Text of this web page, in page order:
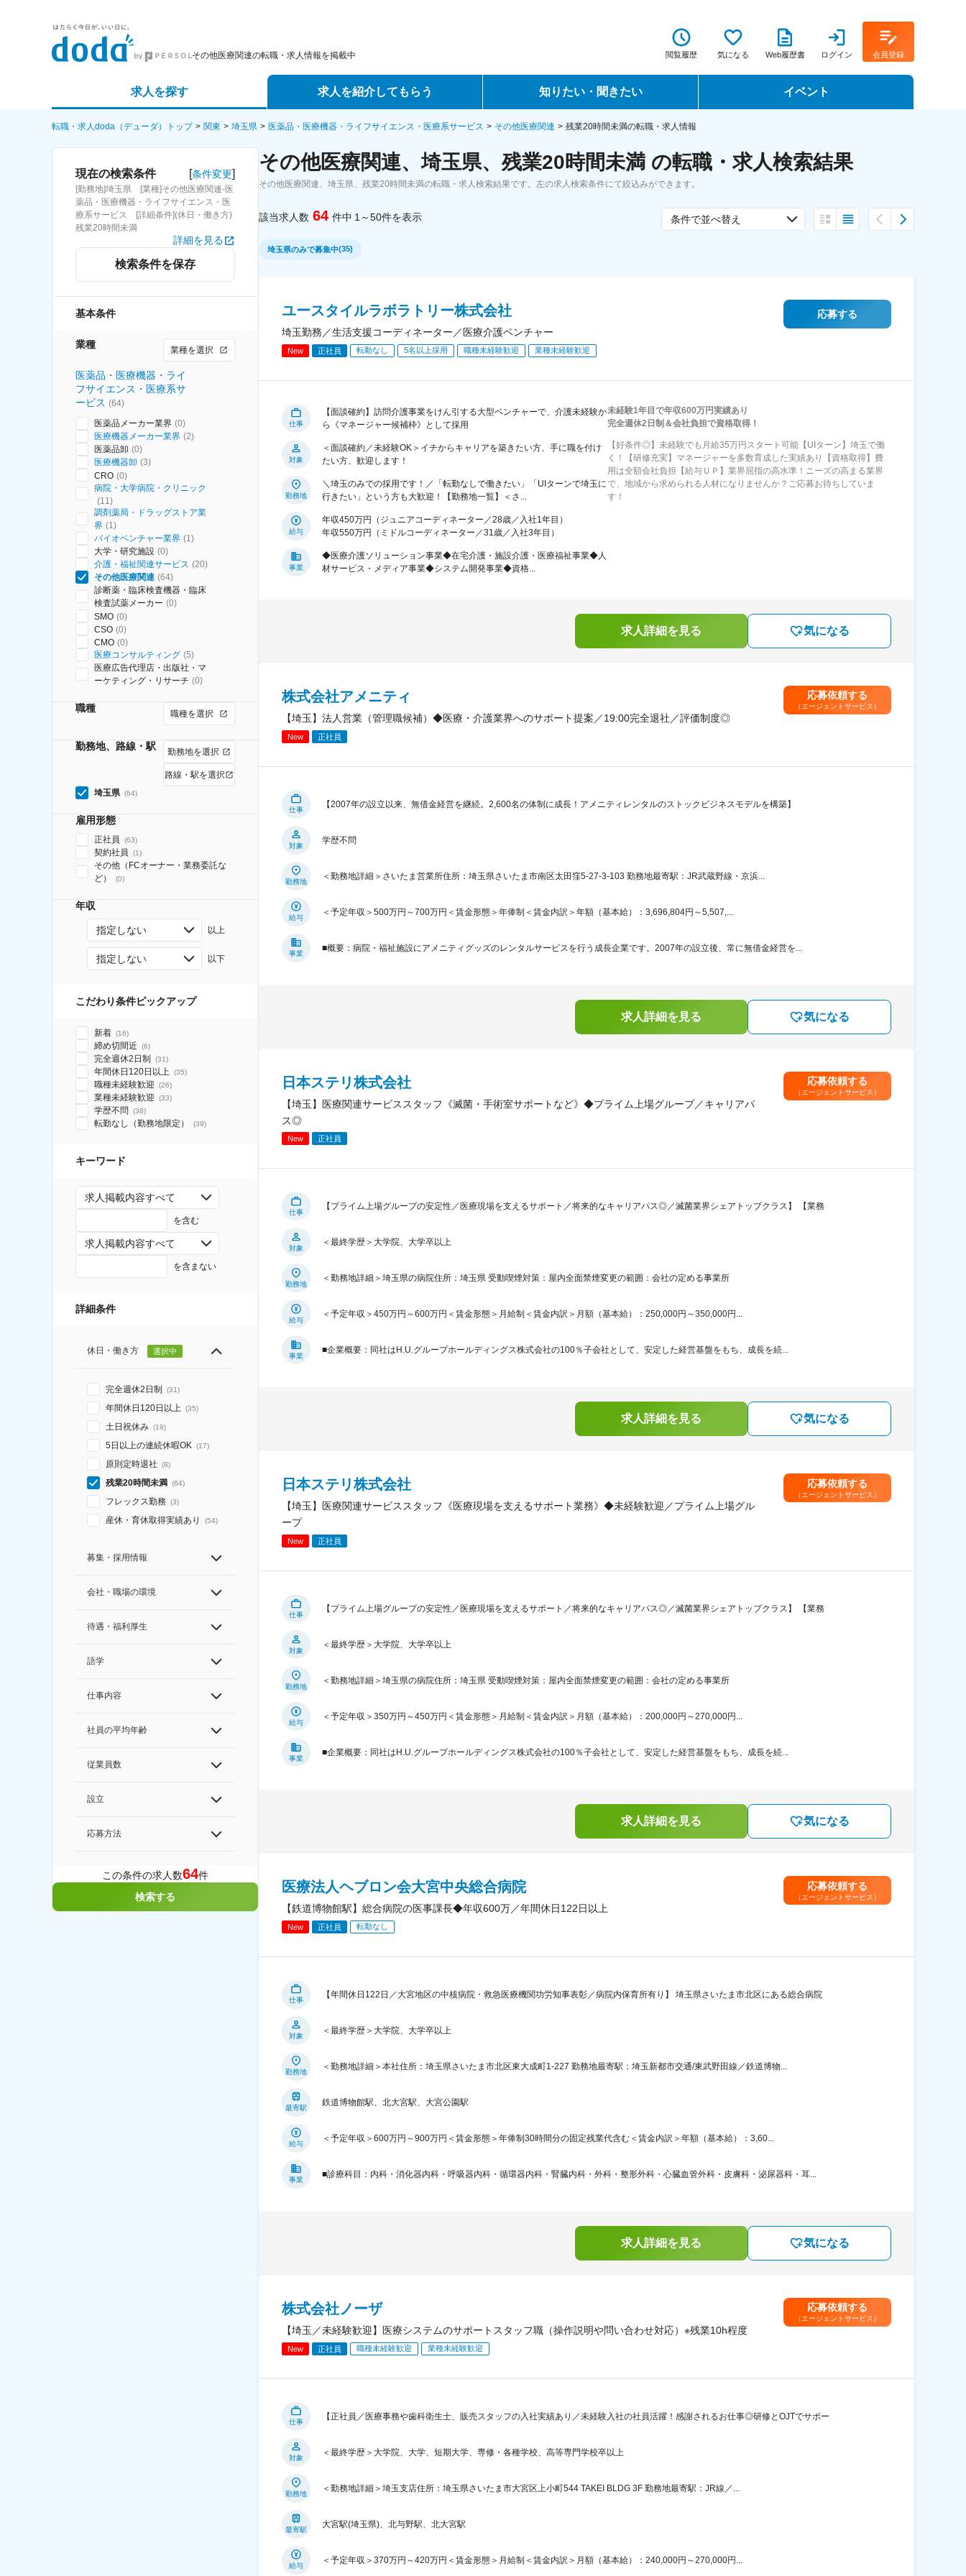
その他医療関連の転職・求人情報を掲載中 閲覧履歴 気になる Web履歴書 ログイン 会員登録
求人を探す
詳細条件から探す
求人特集から探す
求人を紹介してもらう
エージェントサービス
スカウトサービス
知りたい・聞きたい
転職ノウハウ
データで見る転職
イベント
転職フェア
転職・求人doda（デューダ）トップ 関東 埼玉県 医薬品・医療機器・ライフサイエンス・医療系サービス その他医療関連 残業20時間未満の転職・求人情報
現在の検索条件 [条件変更]
[勤務地]埼玉県 [業種]その他医療関連-医
薬品・医療機器・ライフサイエンス・医
療系サービス [詳細条件](休日・働き方)
残業20時間未満
詳細を見る
検索条件を保存
基本条件
業種 業種を選択
医薬品・医療機器・ライ
フサイエンス・医療系サ
ービス (64)
医薬品メーカー業界 (0)
医療機器メーカー業界 (2)
医薬品卸 (0)
医療機器卸 (3)
CRO (0)
病院・大学病院・クリニック
(11)
調剤薬局・ドラッグストア業
界 (1)
バイオベンチャー業界 (1)
大学・研究施設 (0)
介護・福祉関連サービス (20)
その他医療関連 (64)
診断薬・臨床検査機器・臨床
検査試薬メーカー (0)
SMO (0)
CSO (0)
CMO (0)
医療コンサルティング (5)
医療広告代理店・出版社・マ
ーケティング・リサーチ (0)
職種 職種を選択
勤務地、路線・駅 勤務地を選択
路線・駅を選択
埼玉県 (64)
雇用形態
正社員 (63)
契約社員 (1)
その他（FCオーナー・業務委託な
ど）
(0)
年収
指定しない 以上
指定しない 以下
こだわり条件ピックアップ
新着 (16)
締め切間近 (6)
完全週休2日制 (31)
年間休日120日以上 (35)
職種未経験歓迎 (26)
業種未経験歓迎 (33)
学歴不問 (38)
転勤なし（勤務地限定） (39)
キーワード
求人掲載内容すべて
を含む
求人掲載内容すべて
を含まない
詳細条件
休日・働き方 選択中
完全週休2日制 (31)
年間休日120日以上 (35)
土日祝休み (19)
5日以上の連続休暇OK (17)
原則定時退社 (8)
残業20時間未満 (64)
フレックス勤務 (3)
産休・育休取得実績あり (54)
募集・採用情報
会社・職場の環境
待遇・福利厚生
語学
仕事内容
社員の平均年齢
従業員数
設立
応募方法
この条件の求人数64件
検索する
その他医療関連、埼玉県、残業20時間未満 の転職・求人検索結果
その他医療関連、埼玉県、残業20時間未満の転職・求人検索結果です。左の求人検索条件にて絞込みができます。
該当求人数 64 件中 1～50件を表示 条件で並べ替え
埼玉県のみで募集中(35)
ユースタイルラボラトリー株式会社
埼玉勤務／生活支援コーディネーター／医療介護ベンチャー
New 正社員 転勤なし 5名以上採用 職種未経験歓迎 業種未経験歓迎
応募する
仕事
【面談確約】訪問介護事業をけん引する大型ベンチャーで、介護未経験か
ら《マネージャー候補枠》として採用
対象
＜面談確約／未経験OK＞イチからキャリアを築きたい方、手に職を付け
たい方、歓迎します！
勤務地
＼埼玉のみでの採用です！／「転勤なしで働きたい」「UIターンで埼玉に
行きたい」という方も大歓迎！【勤務地一覧】＜さ...
給与
年収450万円（ジュニアコーディネーター／28歳／入社1年目）
年収550万円（ミドルコーディネーター／31歳／入社3年目）
事業
◆医療介護ソリューション事業◆在宅介護・施設介護・医療福祉事業◆人
材サービス・メディア事業◆システム開発事業◆資格...
未経験1年目で年収600万円実績あり
完全週休2日制＆会社負担で資格取得！
【好条件◎】未経験でも月給35万円スタート可能【UIターン】埼玉で働
く！【研修充実】マネージャーを多数育成した実績あり【資格取得】費
用は全額会社負担【給与ＵＰ】業界屈指の高水準！ニーズの高まる業界
で、地域から求められる人材になりませんか？ご応募お待ちしていま
す！
求人詳細を見る 気になる
株式会社アメニティ
【埼玉】法人営業（管理職候補）◆医療・介護業界へのサポート提案／19:00完全退社／評価制度◎
New 正社員
応募依頼する
（エージェントサービス）
仕事
【2007年の設立以来、無借金経営を継続。2,600名の体制に成長！アメニティレンタルのストックビジネスモデルを構築】
対象
学歴不問
勤務地
＜勤務地詳細＞さいたま営業所住所：埼玉県さいたま市南区太田窪5-27-3-103 勤務地最寄駅：JR武蔵野線・京浜...
給与
＜予定年収＞500万円～700万円＜賃金形態＞年俸制＜賃金内訳＞年額（基本給）：3,696,804円～5,507,...
事業
■概要：病院・福祉施設にアメニティグッズのレンタルサービスを行う成長企業です。2007年の設立後、常に無借金経営を...
求人詳細を見る 気になる
日本ステリ株式会社
【埼玉】医療関連サービススタッフ《滅菌・手術室サポートなど》◆プライム上場グループ／キャリアパ
ス◎
New 正社員
応募依頼する
（エージェントサービス）
仕事
【プライム上場グループの安定性／医療現場を支えるサポート／将来的なキャリアパス◎／滅菌業界シェアトップクラス】 【業務
対象
＜最終学歴＞大学院、大学卒以上
勤務地
＜勤務地詳細＞埼玉県の病院住所：埼玉県 受動喫煙対策：屋内全面禁煙変更の範囲：会社の定める事業所
給与
＜予定年収＞450万円～600万円＜賃金形態＞月給制＜賃金内訳＞月額（基本給）：250,000円～350,000円...
事業
■企業概要：同社はH.U.グループホールディングス株式会社の100％子会社として、安定した経営基盤をもち、成長を続...
求人詳細を見る 気になる
日本ステリ株式会社
【埼玉】医療関連サービススタッフ《医療現場を支えるサポート業務》◆未経験歓迎／プライム上場グル
ープ
New 正社員
応募依頼する
（エージェントサービス）
仕事
【プライム上場グループの安定性／医療現場を支えるサポート／将来的なキャリアパス◎／滅菌業界シェアトップクラス】 【業務
対象
＜最終学歴＞大学院、大学卒以上
勤務地
＜勤務地詳細＞埼玉県の病院住所：埼玉県 受動喫煙対策：屋内全面禁煙変更の範囲：会社の定める事業所
給与
＜予定年収＞350万円～450万円＜賃金形態＞月給制＜賃金内訳＞月額（基本給）：200,000円～270,000円...
事業
■企業概要：同社はH.U.グループホールディングス株式会社の100％子会社として、安定した経営基盤をもち、成長を続...
求人詳細を見る 気になる
医療法人ヘブロン会大宮中央総合病院
【鉄道博物館駅】総合病院の医事課長◆年収600万／年間休日122日以上
New 正社員 転勤なし
応募依頼する
（エージェントサービス）
仕事
【年間休日122日／大宮地区の中核病院・救急医療機関功労知事表彰／病院内保育所有り】 埼玉県さいたま市北区にある総合病院
対象
＜最終学歴＞大学院、大学卒以上
勤務地
＜勤務地詳細＞本社住所：埼玉県さいたま市北区東大成町1-227 勤務地最寄駅：埼玉新都市交通/東武野田線／鉄道博物...
最寄駅
鉄道博物館駅、北大宮駅、大宮公園駅
給与
＜予定年収＞600万円～900万円＜賃金形態＞年俸制30時間分の固定残業代含む＜賃金内訳＞年額（基本給）：3,60...
事業
■診療科目：内科・消化器内科・呼吸器内科・循環器内科・腎臓内科・外科・整形外科・心臓血管外科・皮膚科・泌尿器科・耳...
求人詳細を見る 気になる
株式会社ノーザ
【埼玉／未経験歓迎】医療システムのサポートスタッフ職（操作説明や問い合わせ対応）※残業10h程度
New 正社員 職種未経験歓迎 業種未経験歓迎
応募依頼する
（エージェントサービス）
仕事
【正社員／医療事務や歯科衛生士、販売スタッフの入社実績あり／未経験入社の社員活躍！感謝されるお仕事◎研修とOJTでサポー
対象
＜最終学歴＞大学院、大学、短期大学、専修・各種学校、高等専門学校卒以上
勤務地
＜勤務地詳細＞埼玉支店住所：埼玉県さいたま市大宮区上小町544 TAKEI BLDG 3F 勤務地最寄駅：JR線／...
最寄駅
大宮駅(埼玉県)、北与野駅、北大宮駅
給与
＜予定年収＞370万円～420万円＜賃金形態＞月給制＜賃金内訳＞月額（基本給）：240,000円～270,000円...